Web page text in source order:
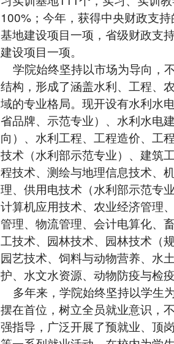
100%；今年，获得中央财政支
基地建设项目一项，省级财政支
建设项目一项。
学院始终坚持以市场为导向，
结构，形成了涵盖水利、工程、
域的专业格局。现开设有水利水
省品牌、示范专业）、水利水电
向）、水利工程、工程造价、工
技术（水利部示范专业）、建筑
程技术、测绘与地理信息技术、
理、供用电技术（水利部示范专
计算机应用技术、农业经济管理
管理、物流管理、会计电算化、
工技术、园林技术、园林技术（
园艺技术、饲料与动物营养、水
护、水文水资源、动物防疫与检
多年来，学院始终坚持以学生
摆在首位，树立全员就业意识，
强指导，广泛开展了预就业、顶